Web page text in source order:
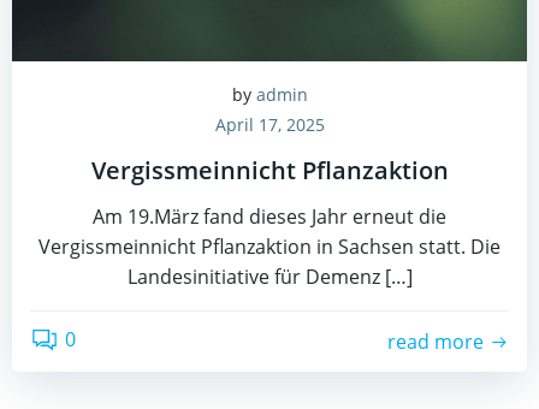
by admin
April 17, 2025
Vergissmeinnicht Pflanzaktion
Am 19.März fand dieses Jahr erneut die
Vergissmeinnicht Pflanzaktion in Sachsen statt. Die
Landesinitiative für Demenz […]
0 read more